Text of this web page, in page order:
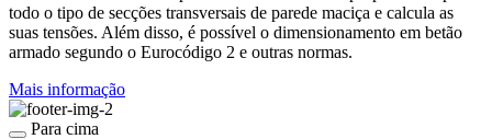
todo o tipo de secções transversais de parede maciça e calcula as
suas tensões. Além disso, é possível o dimensionamento em betão
armado segundo o Eurocódigo 2 e outras normas.
Mais informação
Para cima